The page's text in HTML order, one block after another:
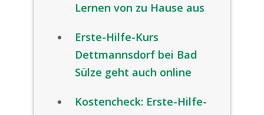
Lernen von zu Hause aus
Erste-Hilfe-Kurs
Dettmannsdorf bei Bad
Sülze geht auch online
Kostencheck: Erste-Hilfe-